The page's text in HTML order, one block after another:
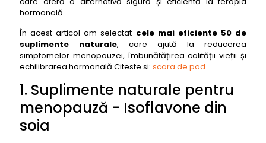
hormonală.
În acest articol am selectat cele mai eficiente 50 de
suplimente naturale, care ajută la reducerea
simptomelor menopauzei, îmbunătățirea calității vieții și
echilibrarea hormonală.Citeste si: scara de pod.
1. Suplimente naturale pentru
menopauză - Isoflavone din
soia